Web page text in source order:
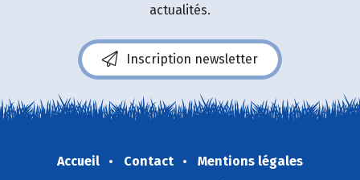
actualités.
Inscription newsletter
Accueil Contact
Mentions légales